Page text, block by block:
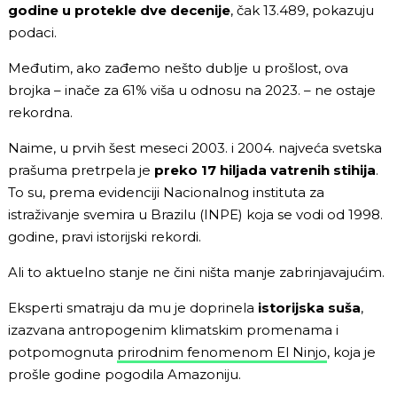
godine u protekle dve decenije, čak 13.489, pokazuju
podaci.
Međutim, ako zađemo nešto dublje u prošlost, ova
brojka – inače za 61% viša u odnosu na 2023. – ne ostaje
rekordna.
Naime, u prvih šest meseci 2003. i 2004. najveća svetska
prašuma pretrpela je preko 17 hiljada vatrenih stihija.
To su, prema evidenciji Nacionalnog instituta za
istraživanje svemira u Brazilu (INPE) koja se vodi od 1998.
godine, pravi istorijski rekordi.
Ali to aktuelno stanje ne čini ništa manje zabrinjavajućim.
Eksperti smatraju da mu je doprinela istorijska suša,
izazvana antropogenim klimatskim promenama i
potpomognuta prirodnim fenomenom El Ninjo, koja je
prošle godine pogodila Amazoniju.